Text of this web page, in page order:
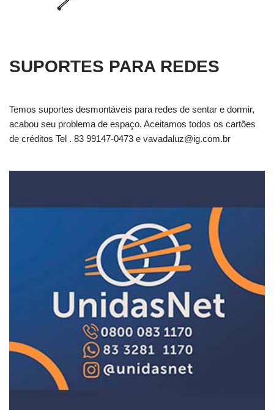
SUPORTES PARA REDES
Temos suportes desmontáveis para redes de sentar e dormir,
acabou seu problema de espaço. Aceitamos todos os cartões
de créditos Tel . 83 99147-0473 e vavadaluz@ig.com.br